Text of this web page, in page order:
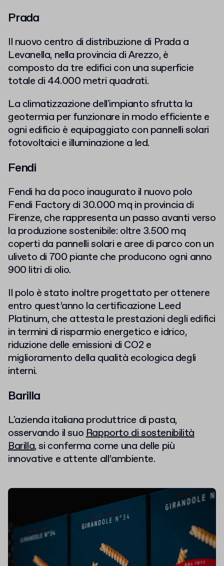
Prada
Il nuovo centro di distribuzione di Prada a
Levanella, nella provincia di Arezzo, è
composto da tre edifici con una superficie
totale di 44.000 metri quadrati.
La climatizzazione dell'impianto sfrutta la
geotermia per funzionare in modo efficiente e
ogni edificio è equipaggiato con pannelli solari
fotovoltaici e illuminazione a led.
Fendi
Fendi ha da poco inaugurato il nuovo polo
Fendi Factory di 30.000 mq in provincia di
Firenze, che rappresenta un passo avanti verso
la produzione sostenibile: oltre 3.500 mq
coperti da pannelli solari e aree di parco con un
uliveto di 700 piante che producono ogni anno
900 litri di olio.
Il polo è stato inoltre progettato per ottenere
entro quest’anno la certificazione Leed
Platinum, che attesta le prestazioni degli edifici
in termini di risparmio energetico e idrico,
riduzione delle emissioni di CO2 e
miglioramento della qualità ecologica degli
interni.
Barilla
L'azienda italiana produttrice di pasta,
osservando il suoRapporto di sostenibilità
Barilla, si conferma come una delle più
innovative e attente all’ambiente.